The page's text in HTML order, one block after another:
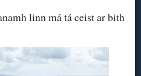
linn má tá ceist ar bith